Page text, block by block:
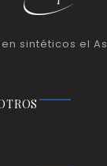
en sintéticos el As